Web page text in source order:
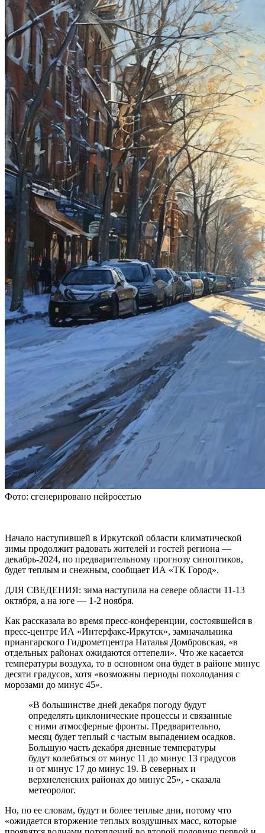
Фото: сгенерировано нейросетью
Начало наступившей в Иркутской области климатической
зимы продолжит радовать жителей и гостей региона —
декабрь-2024, по предварительному прогнозу синоптиков,
будет теплым и снежным, сообщает ИА «ТК Город».
ДЛЯ СВЕДЕНИЯ: зима наступила на севере области 11-13
октября, а на юге — 1-2 ноября.
Как рассказала во время пресс-конференции, состоявшейся в
пресс-центре ИА «Интерфакс-Иркутск», замначальника
приангарского Гидрометцентра Наталья Домбровская, «в
отдельных районах ожидаются оттепели». Что же касается
температуры воздуха, то в основном она будет в районе минус
десяти градусов, хотя «возможны периоды похолодания с
морозами до минус 45».
«В большинстве дней декабря погоду будут
определять циклонические процессы и связанные
с ними атмосферные фронты. Предварительно,
месяц будет теплый с частым выпадением осадков.
Большую часть декабря дневные температуры
будут колебаться от минус 11 до минус 13 градусов
и от минус 17 до минус 19. В северных и
верхнеленских районах до минус 25», - сказала
метеоролог.
Но, по ее словам, будут и более теплые дни, потому что
«ожидается вторжение теплых воздушных масс, которые